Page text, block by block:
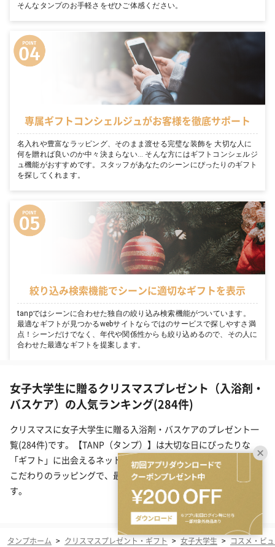
そんなタンプのお手軽さをぜひご体感ください。
専属ギフトコンシェルジュがお客様を徹底サポート
名入れや豊富なラッピング、そのまま渡せる完璧な装飾を 大切な人に
何を贈れば良いのか中々決まらない… そんな方にはギフトコンシェルジ
ュ機能がおすすめです。スタッフがあなたのシーンにぴったりのギフト
を探してくれます。
絞り込み検索機能でシーンに適切なギフトを表示
tanpではシーンに合わせた独自の絞り込み検索機能がついています。
最適なギフトが見つかるwebサイトならではのサービスで探しやすさ満
点！シーンだけでなく、年代や関係性からも絞り込めるので、その人に
合わせた最適なギフトを提案します。
女子大学生に贈るクリスマスプレゼント（入浴剤・
バスケア）の人気ランキング(284件)
クリスマスに女子大学生に贈る入浴剤・バスケアのプレゼント一
覧(284件)です。【TANP（タンプ）】は大切な日にぴったりな
「ギフト」に出会えるネット通販サイトです。こだわりの商品を
こだわりのラッピングで、最短で即日発送にてご対応いたしま
す。
タンプホーム > クリスマスプレゼント・ギフト > 女子大学生 > コスメ・ビ